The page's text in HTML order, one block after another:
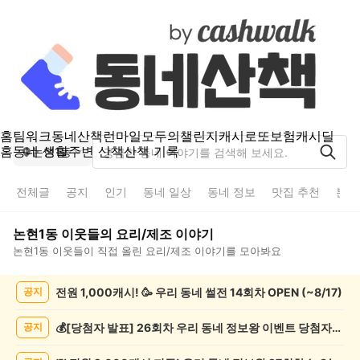
홈팀워크동네산책런마일모두의챌린지캐시로또보험캐시딜
홈동네 생활주변 산책산책 기록
논현1동
전체글 공지 인기 동네 일상 동네 정보 맛집 추천 분
논현1동 이웃들의 요리/제조 이야기
논현1동 이웃들이 직접 올린 요리/제조 이야기를 모아봐요
공지 전원 1,000캐시! 🥳 우리 동네 썰전 14회차 OPEN (~8/17)
공지 💰[당첨자 발표] 26회차 우리 동네 정보왕 이벤트 당첨자를 발표합니다!